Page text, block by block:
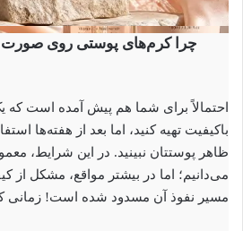
چرا کرم‌های پوستی روی صورت
احتمالاً برای شما هم پیش آمده است که
باکیفیت تهیه کنید، اما بعد از هفته‌ها
ظاهر پوستتان نبینید. در این شرایط،
می‌دانیم؛ اما در بیشتر مواقع، مشکل از
مسیر نفوذ آن مسدود شده است!